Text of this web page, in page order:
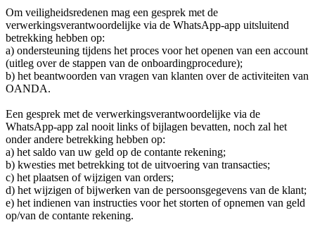
Om veiligheidsredenen mag een gesprek met de
verwerkingsverantwoordelijke via de WhatsApp-app uitsluitend
betrekking hebben op:
a) ondersteuning tijdens het proces voor het openen van een account
(uitleg over de stappen van de onboardingprocedure);
b) het beantwoorden van vragen van klanten over de activiteiten van
OANDA.
Een gesprek met de verwerkingsverantwoordelijke via de
WhatsApp-app zal nooit links of bijlagen bevatten, noch zal het
onder andere betrekking hebben op:
a) het saldo van uw geld op de contante rekening;
b) kwesties met betrekking tot de uitvoering van transacties;
c) het plaatsen of wijzigen van orders;
d) het wijzigen of bijwerken van de persoonsgegevens van de klant;
e) het indienen van instructies voor het storten of opnemen van geld
op/van de contante rekening.